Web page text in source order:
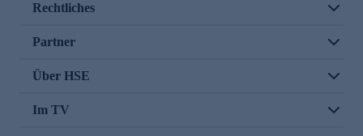
Rechtliches
Partner
Über HSE
Im TV